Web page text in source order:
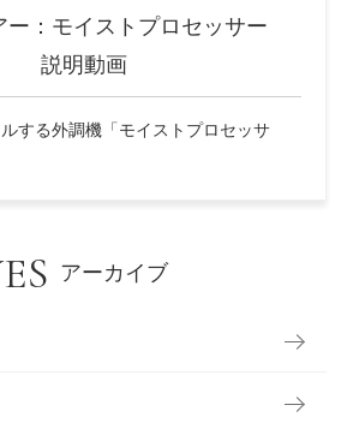
ー：モイストプロセッサー
説明動画
する外調機「モイストプロセッサ
アーカイブ